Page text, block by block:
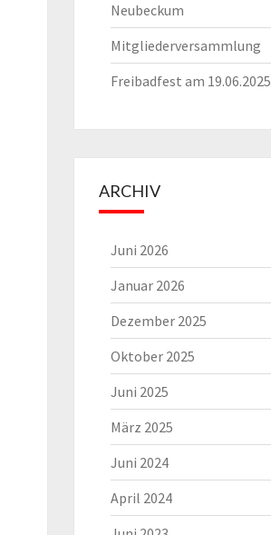
Neubeckum
Mitgliederversammlung
Freibadfest am 19.06.2025
ARCHIV
Juni 2026
Januar 2026
Dezember 2025
Oktober 2025
Juni 2025
März 2025
Juni 2024
April 2024